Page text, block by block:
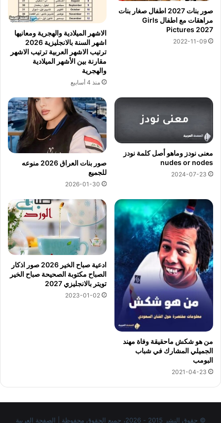
صور بنات 2027 اطفال صغار بنات
مراهقات مع اطفال Girls
Pictures 2027
2022-11-09
الاشهر الميلادية والهجرية ومعانيها
اشهر السنة بالانجليزية 2026
ترتيب الاشهر العربية ترتيب الاشهر
مقارنة بين الأشهر الميلادية
والهجرية
منذ 4 أسابيع
معنى نودز وماهو أصل كلمة نودز
nudes or nodes
2024-07-23
صور بنات العراق 2026 منوعه
للجميع
2026-01-30
من هو شكش ماحقيقة وفاة مهند
الجميلي المشارك في شباب
البومب
2021-04-23
ادعية صباح الخير 2026 صور اذكار
الصباح مكتوبة الصحيحة صباح الخير
تويتر بالانجليزي 2027
2023-01-02
© حقوق النشر 2015 - 2026، جميع الحقوق محفوظة | الصفحة العربية